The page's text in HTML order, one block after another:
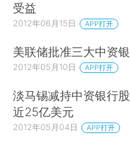
受益
2012年06月15日 APP打开
美联储批准三大中资
2012年05月10日 APP打开
淡马锡减持中资银行
近25亿美元
2012年05月04日 APP打开